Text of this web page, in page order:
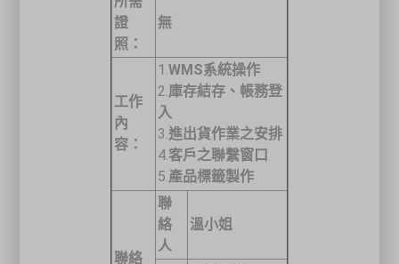
證
照：
無
工作
內
容：
1. WMS系統操作
2. 庫存結存、帳務登
入
3. 進出貨作業之安排
4.客戶之聯繫窗口
5. 產品標籤製作
聯絡
聯
絡
人
溫小姐